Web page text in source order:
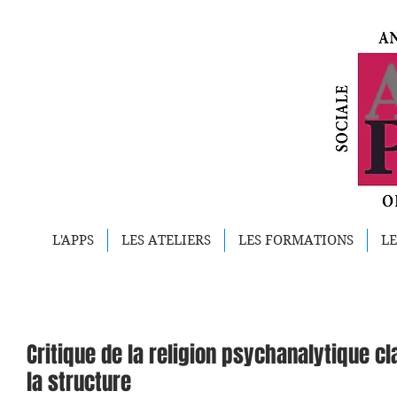
L'APPS LES ATELIERS LES FORMATIONS
Critique de la religion psychanalytique
la structure